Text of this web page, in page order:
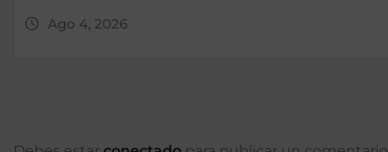
Ago 4, 2026